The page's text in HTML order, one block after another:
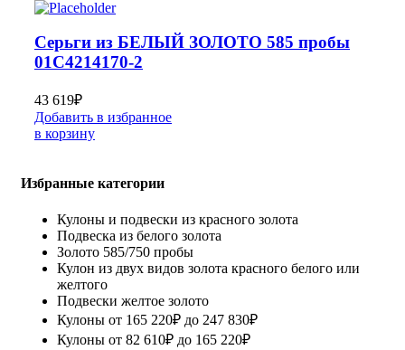
Серьги из БЕЛЫЙ ЗОЛОТО 585 пробы
01С4214170-2
43 619₽
Добавить в избранное
в корзину
Избранные категории
Кулоны и подвески из красного золота
Подвеска из белого золота
Золото 585/750 пробы
Кулон из двух видов золота красного белого или
желтого
Подвески желтое золото
Кулоны от 165 220₽ до 247 830₽
Кулоны от 82 610₽ до 165 220₽